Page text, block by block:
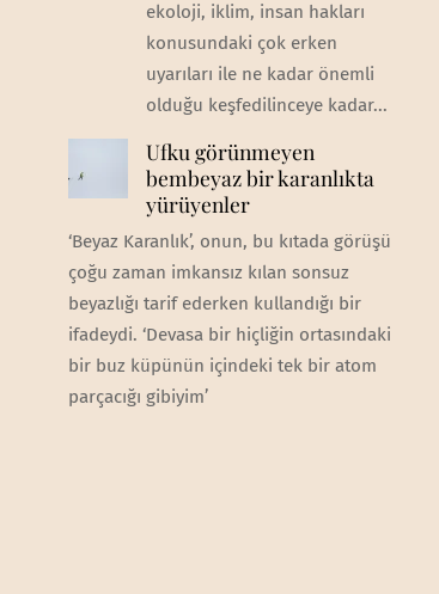
ekoloji, iklim, insan hakları
konusundaki çok erken
uyarıları ile ne kadar önemli
olduğu keşfedilinceye kadar...
Ufku görünmeyen
bembeyaz bir karanlıkta
yürüyenler
‘Beyaz Karanlık’, onun, bu kıtada görüşü
çoğu zaman imkansız kılan sonsuz
beyazlığı tarif ederken kullandığı bir
ifadeydi. ‘Devasa bir hiçliğin ortasındaki
bir buz küpünün içindeki tek bir atom
parçacığı gibiyim’